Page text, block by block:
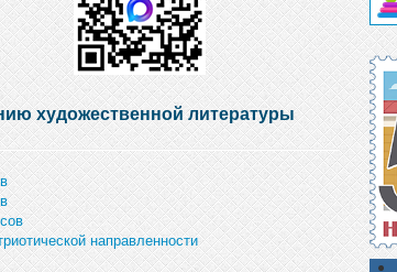
художественной литературы
направленности